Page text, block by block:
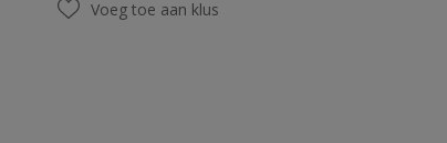
Voeg toe aan klus